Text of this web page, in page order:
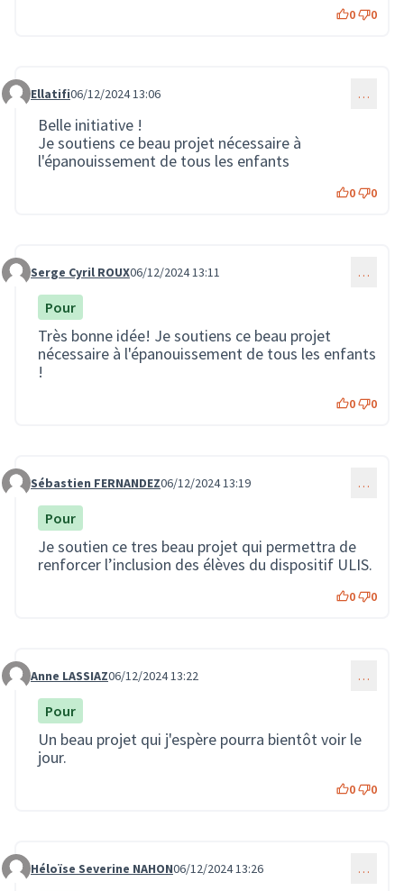
0 0
Commentaire 3101
Ellatifi06/12/2024 13:06 …
Belle initiative !
Je soutiens ce beau projet nécessaire à
l'épanouissement de tous les enfants
0 0
Commentaire 3102
Serge Cyril ROUX06/12/2024 13:11 …
Pour
Très bonne idée! Je soutiens ce beau projet
nécessaire à l'épanouissement de tous les enfants
!
0 0
Commentaire 3103
Sébastien FERNANDEZ06/12/2024 13:19 …
Pour
Je soutien ce tres beau projet qui permettra de
renforcer l’inclusion des élèves du dispositif ULIS.
0 0
Commentaire 3104
Anne LASSIAZ06/12/2024 13:22 …
Pour
Un beau projet qui j'espère pourra bientôt voir le
jour.
0 0
Commentaire 3105
Héloïse Severine NAHON06/12/2024 13:26 …